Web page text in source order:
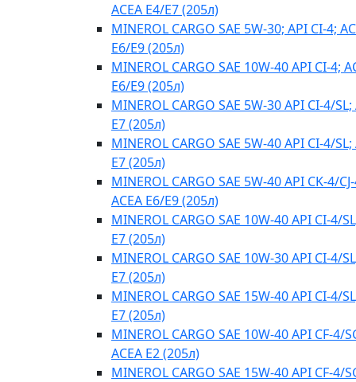
ACEA E4/Е7 (205л)
MINEROL CARGO SAE 5W-30; API CI-4;
E6/E9 (205л)
MINEROL CARGO SAE 10W-40 API CI-4;
E6/E9 (205л)
MINEROL CARGO SAE 5W-30 API CI-4/SL;
E7 (205л)
MINEROL CARGO SAE 5W-40 API CI-4/SL;
E7 (205л)
MINEROL CARGO SAE 5W-40 API CK-4/
ACEA E6/E9 (205л)
MINEROL CARGO SAE 10W-40 API CI-4/
E7 (205л)
MINEROL CARGO SAE 10W-30 API CI-4/
E7 (205л)
MINEROL CARGO SAE 15W-40 API CI-4/
E7 (205л)
MINEROL CARGO SAE 10W-40 API CF-4/
ACEA E2 (205л)
MINEROL CARGO SAE 15W-40 API CF-4/